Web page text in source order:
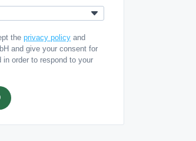
theprivacy policy and
and give your consent for
order to respond to your